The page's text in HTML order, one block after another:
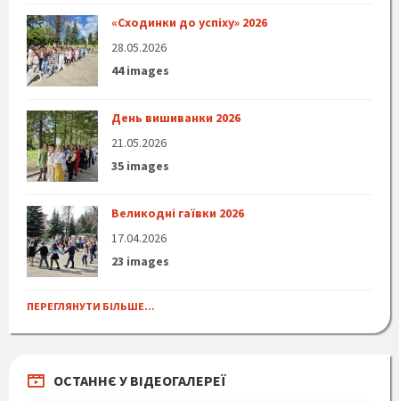
«Сходинки до успіху» 2026
28.05.2026
44 images
День вишиванки 2026
21.05.2026
35 images
Великодні гаївки 2026
17.04.2026
23 images
ПЕРЕГЛЯНУТИ БІЛЬШЕ...
ОСТАННЄ У ВІДЕОГАЛЕРЕЇ